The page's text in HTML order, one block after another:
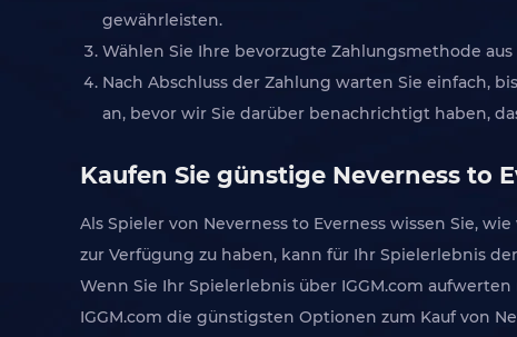
gewährleisten.
Wählen Sie Ihre bevorzugte Zahlungsmethode
Nach Abschluss der Zahlung warten Sie einfach,
an, bevor wir Sie darüber benachrichtigt haben,
Kaufen Sie günstige Neverness to
Als Spieler von Neverness to Everness wissen Sie,
zur Verfügung zu haben, kann für Ihr Spielerlebnis
Wenn Sie Ihr Spielerlebnis über IGGM.com
IGGM.com die günstigsten Optionen zum Kauf von